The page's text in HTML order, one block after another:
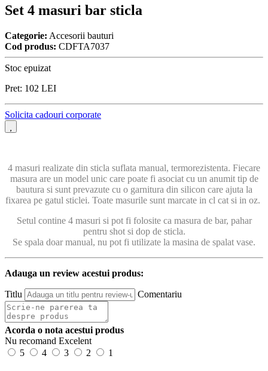
Set 4 masuri bar sticla
Categorie: Accesorii bauturi
Cod produs: CDFTA7037
Stoc epuizat
Pret: 102 LEI
Solicita cadouri corporate
4 masuri realizate din sticla suflata manual, termorezistenta. Fiecare
masura are un model unic care poate fi asociat cu un anumit tip de
bautura si sunt prevazute cu o garnitura din silicon care ajuta la
fixarea pe gatul sticlei. Toate masurile sunt marcate in cl cat si in oz.
Setul contine 4 masuri si pot fi folosite ca masura de bar, pahar
pentru shot si dop de sticla.
Se spala doar manual, nu pot fi utilizate la masina de spalat vase.
Adauga un review acestui produs:
Titlu Comentariu
Acorda o nota acestui produs
Nu recomand Excelent
5
4 3 2 1